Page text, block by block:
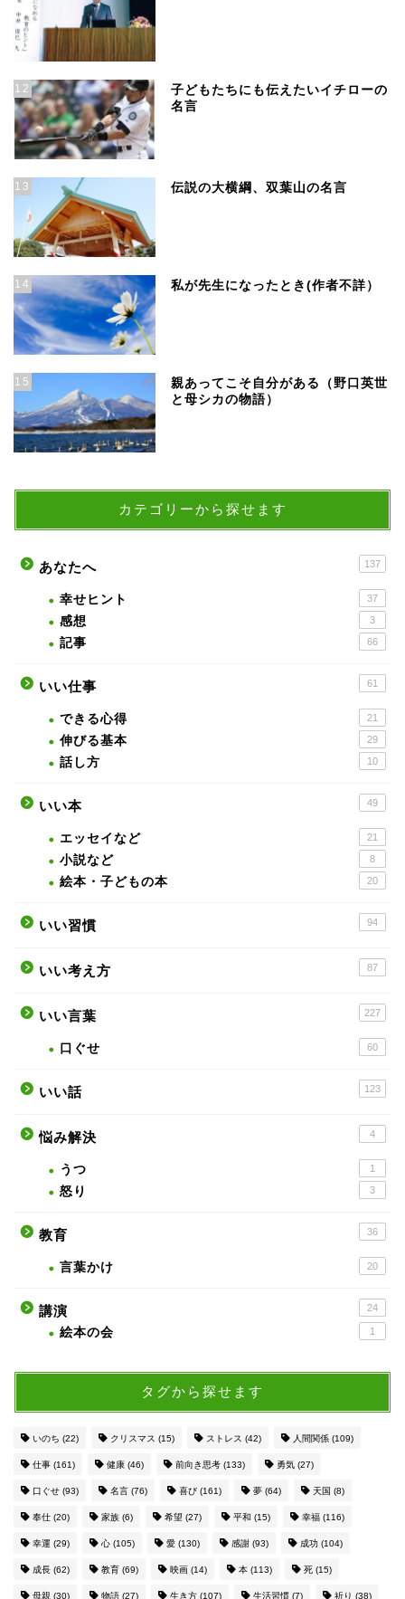
12
子どもたちにも伝えたいイチローの
名言
13 伝説の大横綱、双葉山の名言
14 私が先生になったとき(作者不詳）
15
親あってこそ自分がある（野口英世
と母シカの物語）
カテゴリーから探せます
あなたへ 137
幸せヒント 37
感想 3
記事 66
いい仕事 61
できる心得 21
伸びる基本 29
話し方 10
いい本 49
エッセイなど 21
小説など 8
絵本・子どもの本 20
いい習慣 94
いい考え方 87
いい言葉 227
口ぐせ 60
いい話 123
悩み解決 4
うつ 1
怒り 3
教育 36
言葉かけ 20
講演 24
絵本の会 1
タグから探せます
いのち (22) クリスマス (15) ストレス (42) 人間関係 (109)
仕事 (161) 健康 (46) 前向き思考 (133) 勇気 (27)
口ぐせ (93) 名言 (76) 喜び (161) 夢 (64) 天国 (8)
奉仕 (20) 家族 (6) 希望 (27) 平和 (15) 幸福 (116)
幸運 (29) 心 (105) 愛 (130) 感謝 (93) 成功 (104)
成長 (62) 教育 (69) 映画 (14) 本 (113) 死 (15)
母親 (30) 物語 (27) 生き方 (107) 生活習慣 (7) 祈り (38)